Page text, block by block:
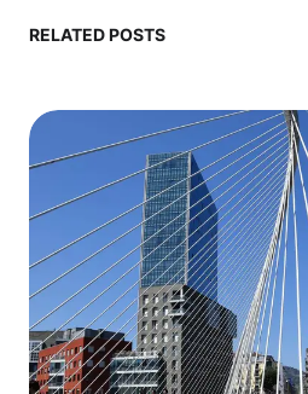
RELATED POSTS